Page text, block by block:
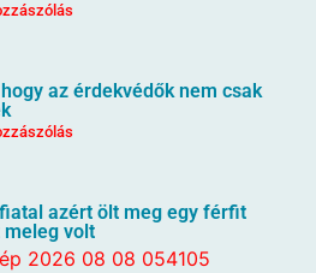
az érdekvédők nem csak
azért ölt meg egy férfit
volt